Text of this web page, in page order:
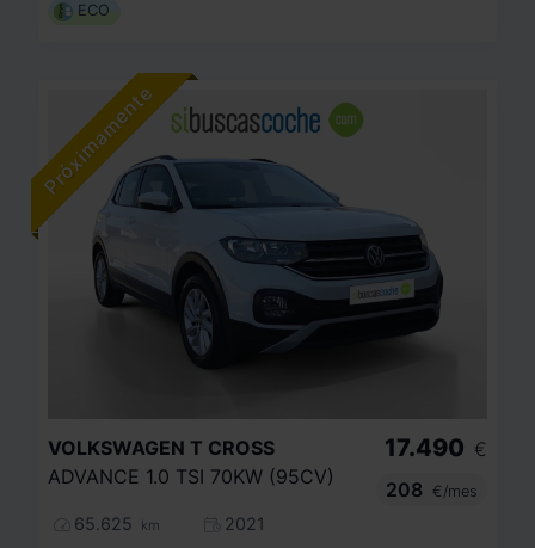
ECO
VOLKSWAGEN T CROSS
ADVANCE 1.0 TSI 70KW (95CV)
65.625 km
2021
17.490 €
208
€/mes